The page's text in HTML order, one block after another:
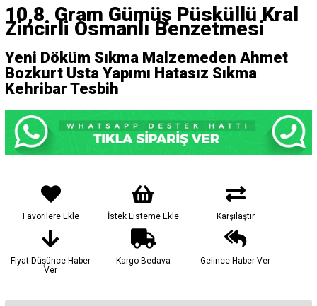
10,8 Gram Gümüş PüsküllüKral
Zincirli Osmanlı Benzetmesi
Yeni Döküm Sıkma Malzemeden Ahmet
Bozkurt Usta Yapımı Hatasız Sıkma
Kehribar Tesbih
Favorilere Ekle İstek Listeme Ekle Karşılaştır
Fiyat Düşünce Haber
Ver
Kargo Bedava Gelince Haber Ver